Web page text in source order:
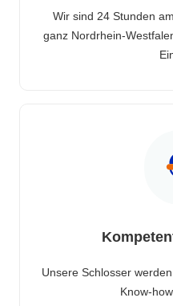
Wir sind 24 Stunden
ganz Nordrhein-
Unsere Schlosser
Know-